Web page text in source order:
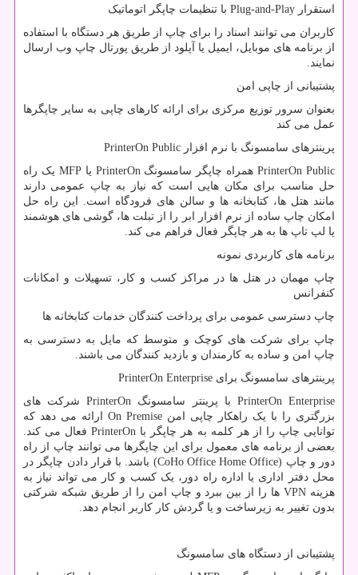
استقرار Plug-and-Play با تنظیمات چاپگر اتوماتیک
کاربران می توانند اسناد را برای چاپ از طریق هر دستگاه با استفاده
از برنامه های موبایل، ایمیل یا آپلود از طریق پورتال چاپ وب ارسال
نمایند.
پشتیبانی از چاپی امن
بعنوان سرور توزیع مرکزی برای ارائه کارهای چاپی به سایر چاپگرها
عمل می کند
پرینترهای سامسونگ با نرم افزار PrinterOn Public
PrinterOn Publicهمراه چاپگر سامسونگPrinterOn یاMFP یک راه
حل مناسب برای مکان هایی است که نیاز به چاپ عمومی دارند
مانند هتل ها، کتابخانه ها و سالن های فرودگاه است. این راه حل
امکان چاپ ساده از نرم افزار ابر را از تبلت ها، گوشی های هوشمند
یا لپ تاپ ها به هر چاپگر فعال فراهم می کند.
برنامه های کاربردی نمونه
چاپ مهمان در هتل ها در مراکز کسب و کار، تسهیلات و امکانات
کنفرانس
چاپ دسترسی عمومی برای پرداخت کنندگان خدمات کتابخانه ها
چاپ برای شرکت های کوچک و متوسط ​​که مایل به دسترسی به
چاپ امن و ساده به کارمندان و بازدید کنندگان می باشند.
پرینترهای سامسونگ برای PrinterOn Enterprise
PrinterOn Enterprise با پرینتر سامسونگ PrinterOnشرکت های
بزرگتری را با یک راهکار چاپی امن On Premise ارائه می دهد که
توانایی چاپ را از هر کلمه به هر چاپگر با PrinterOnفعال می کند.
بعضی از برنامه های معمول برای این چاپگرها می توانند چاپ از راه
دور و چاپ (CoHo Office Home Office) باشد. با قرار دادن چاپگر در
محل دفتر اداری یا اداره راه دور، یک کسب و کار می تواند نیاز به
هزینه VPNها را از بین ببرد و چاپ امن را از طریق شبکه شرکتی
بدون تغییر به زیرساخت و یا گردش کار کاربر انجام دهد.
پشتیبانی از دستگاه های سامسونگ